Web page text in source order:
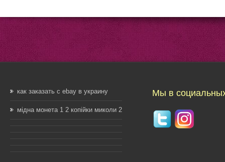
как заказать с ebay в украину
мідна монета 1 2 копійки миколи 2
Мы в